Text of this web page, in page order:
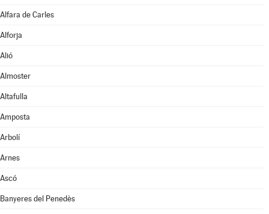
Alfara de Carles
Alforja
Alió
Almoster
Altafulla
Amposta
Arbolí
Arnes
Ascó
Banyeres del Penedès